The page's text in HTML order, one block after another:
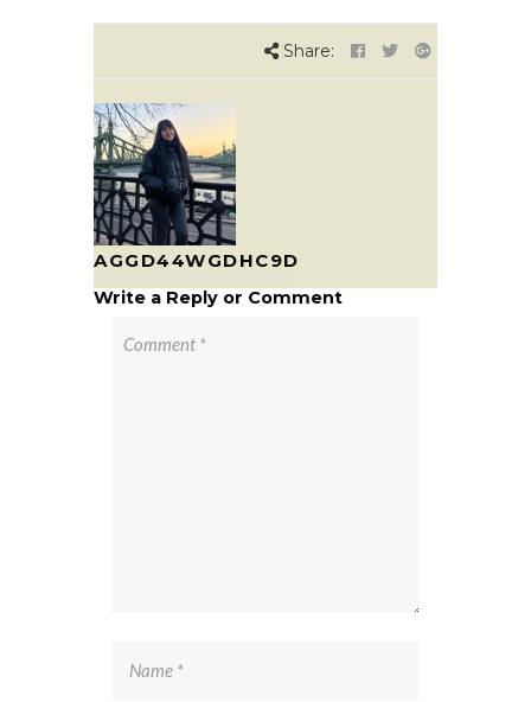
Share:
AGGD44WGDHC9D
Write a Reply or Comment